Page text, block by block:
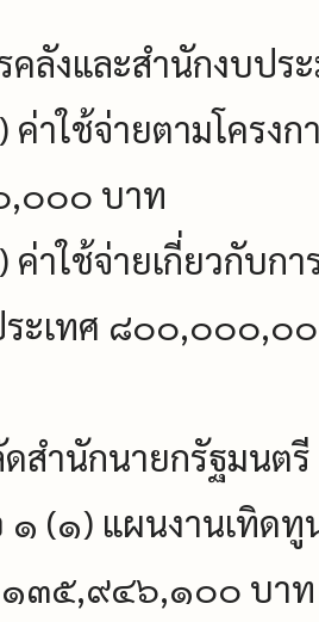
คลังและสำนักงบปร
าใช้จ่ายตามโครง
๐๐๐ บาท
ค่าใช้จ่ายเกี่ยวกับก
ระเทศ ๘๐๐,๐๐๐,๐
สำนักนายกรัฐมนตรี
๑ (๑) แผนงานเทิด
๑๓๕,๙๔๖,๑๐๐ บาท